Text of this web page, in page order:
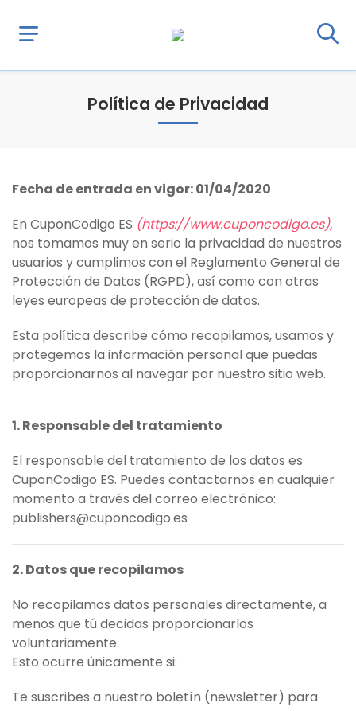
Política de Privacidad
Fecha de entrada en vigor:01/04/2020
En CuponCodigo ES (https://www.cuponcodigo.es),
nos tomamos muy en serio la privacidad de nuestros
usuarios y cumplimos con el Reglamento General de
Protección de Datos (RGPD), así como con otras
leyes europeas de protección de datos.
Esta política describe cómo recopilamos, usamos y
protegemos la información personal que puedas
proporcionarnos al navegar por nuestro sitio web.
1. Responsable del tratamiento
El responsable del tratamiento de los datos es
CuponCodigo ES. Puedes contactarnos en cualquier
momento a través del correo electrónico:
publishers@cuponcodigo.es
2. Datos que recopilamos
No recopilamos datos personales directamente, a
menos que tú decidas proporcionarlos
voluntariamente.
Esto ocurre únicamente si:
Te suscribes a nuestro boletín (newsletter) para